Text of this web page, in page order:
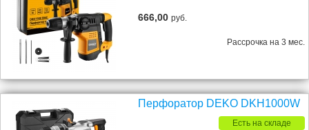
666,00руб.
Рассрочка на 3 мес.
Перфоратор DEKO DKH1000W
Есть на складе